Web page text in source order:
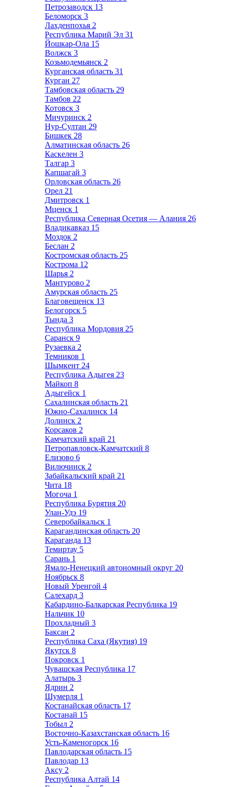
Петрозаводск 13
Беломорск 3
Лахденпохья 2
Республика Марий Эл 31
Йошкар-Ола 15
Волжск 3
Козьмодемьянск 2
Курганская область 31
Курган 27
Тамбовская область 29
Тамбов 22
Котовск 3
Мичуринск 2
Нур-Султан 29
Бишкек 28
Алматинская область 26
Каскелен 3
Талгар 3
Капшагай 3
Орловская область 26
Орел 21
Дмитровск 1
Мценск 1
Республика Северная Осетия — Алания 26
Владикавказ 15
Моздок 2
Беслан 2
Костромская область 25
Кострома 12
Шарья 2
Мантурово 2
Амурская область 25
Благовещенск 13
Белогорск 5
Тында 3
Республика Мордовия 25
Саранск 9
Рузаевка 2
Темников 1
Шымкент 24
Республика Адыгея 23
Майкоп 8
Адыгейск 1
Сахалинская область 21
Южно-Сахалинск 14
Долинск 2
Корсаков 2
Камчатский край 21
Петропавловск-Камчатский 8
Елизово 6
Вилючинск 2
Забайкальский край 21
Чита 18
Могоча 1
Республика Бурятия 20
Улан-Удэ 19
Северобайкальск 1
Карагандинская область 20
Караганда 13
Темиртау 5
Сарань 1
Ямало-Ненецкий автономный округ 20
Ноябрьск 8
Новый Уренгой 4
Салехард 3
Кабардино-Балкарская Республика 19
Нальчик 10
Прохладный 3
Баксан 2
Республика Саха (Якутия) 19
Якутск 8
Покровск 1
Чувашская Республика 17
Алатырь 3
Ядрин 2
Шумерля 1
Костанайская область 17
Костанай 15
Тобыл 2
Восточно-Казахстанская область 16
Усть-Каменогорск 16
Павлодарская область 15
Павлодар 13
Аксу 2
Республика Алтай 14